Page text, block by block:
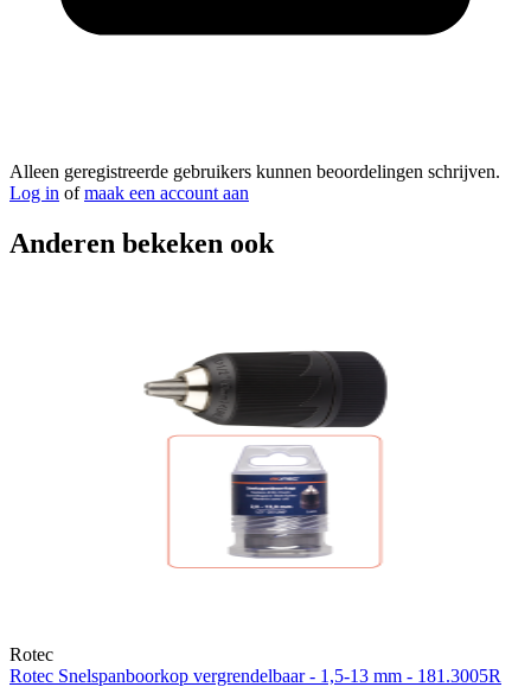
Alleen geregistreerde gebruikers kunnen beoordelingen schrijven.
Log in ofmaak een account aan
Anderen bekeken ook
Rotec
Rotec Snelspanboorkop vergrendelbaar - 1,5-13 mm - 181.3005R